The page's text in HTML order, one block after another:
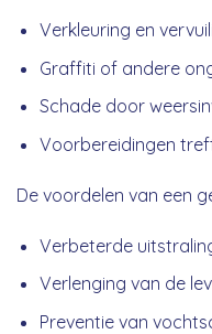
Verkleuring en
Graffiti of andere
Schade door
Voorbereidingen
De voordelen van een
Verbeterde
Verlenging van de
Preventie van